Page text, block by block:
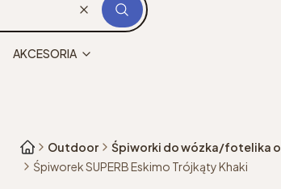
WyczyśćSzukaj
AKCESORIA
Outdoor Śpiworki do wózka/fotelika
Śpiworek SUPERB Eskimo Trójkąty Khaki